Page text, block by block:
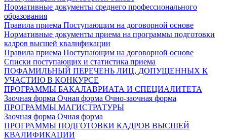
Нормативные документы среднего профессионального
образования
Правила приема Поступающим на договорной основе
Нормативные документы приема на программы подготовки
кадров высшей квалификации
Правила приема Поступающим на договорной основе
Списки поступающих и статистика приема
ПОФАМИЛЬНЫЙ ПЕРЕЧЕНЬ ЛИЦ, ДОПУЩЕННЫХ К
УЧАСТИЮ В КОНКУРСЕ
ПРОГРАММЫ БАКАЛАВРИАТА И СПЕЦИАЛИТЕТА
Заочная форма Очная форма Очно-заочная форма
ПРОГРАММЫ МАГИСТРАТУРЫ
Заочная форма Очная форма
ПРОГРАММЫ ПОДГОТОВКИ КАДРОВ ВЫСШЕЙ
КВАЛИФИКАЦИИ